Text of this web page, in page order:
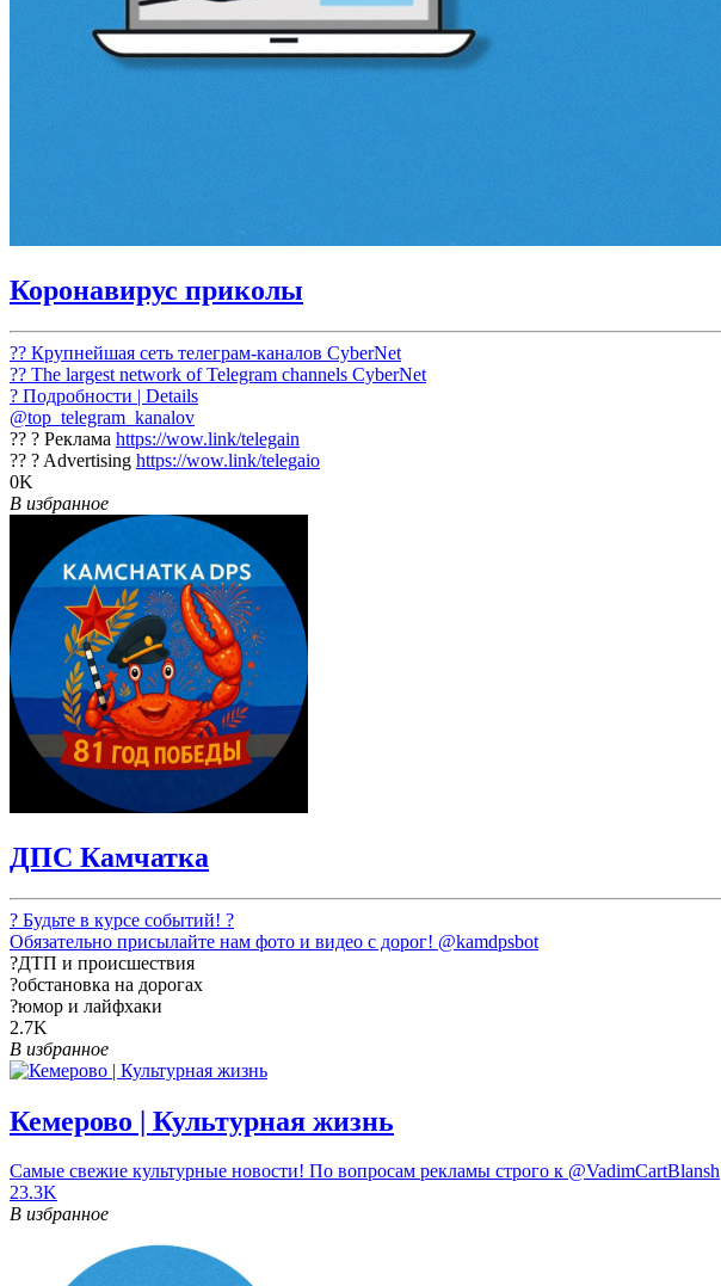
Коронавирус приколы
?? Крупнейшая сеть телеграм-каналов CyberNet
?? The largest network of Telegram channels CyberNet
? Подробности | Details
@top_telegram_kanalov
?? ? Реклама https://wow.link/telegain
?? ? Advertising https://wow.link/telegaio
0K
В избранное
ДПС Камчатка
? Будьте в курсе событий! ?
Обязательно присылайте нам фото и видео с дорог! @kamdpsbot
?ДТП и происшествия
?обстановка на дорогах
?юмор и лайфхаки
2.7K
В избранное
Кемерово | Культурная жизнь
Самые свежие культурные новости! По вопросам рекламы строго к @VadimCartBlansh
23.3K
В избранное